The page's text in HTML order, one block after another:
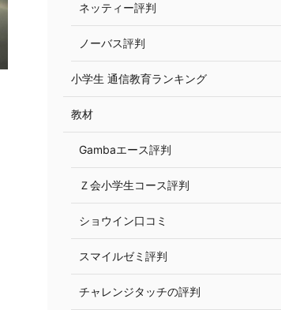
ネッティー評判
ノーバス評判
小学生 通信教育ランキング
教材
Gambaエース評判
Ｚ会小学生コース評判
ショウイン口コミ
スマイルゼミ評判
チャレンジタッチの評判